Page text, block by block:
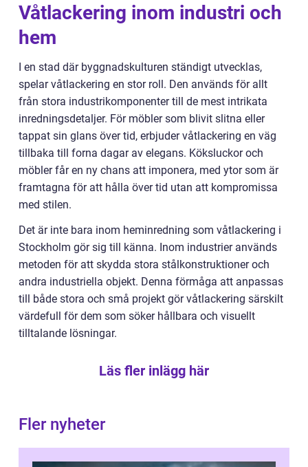
Våtlackering inom industri och
hem
I en stad där byggnadskulturen ständigt utvecklas,
spelar våtlackering en stor roll. Den används för allt
från stora industrikomponenter till de mest intrikata
inredningsdetaljer. För möbler som blivit slitna eller
tappat sin glans över tid, erbjuder våtlackering en väg
tillbaka till forna dagar av elegans. Köksluckor och
möbler får en ny chans att imponera, med ytor som är
framtagna för att hålla över tid utan att kompromissa
med stilen.
Det är inte bara inom heminredning som våtlackering i
Stockholm gör sig till känna. Inom industrier används
metoden för att skydda stora stålkonstruktioner och
andra industriella objekt. Denna förmåga att anpassas
till både stora och små projekt gör våtlackering särskilt
värdefull för dem som söker hållbara och visuellt
tilltalande lösningar.
Läs fler inlägg här
Fler nyheter